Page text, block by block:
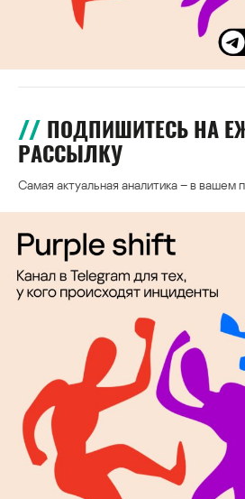
ПОДПИШИТЕСЬ НА
РАССЫЛКУ
Самая актуальная аналитика – в вашем